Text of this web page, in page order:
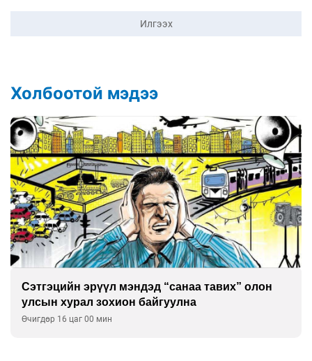
Илгээх
Холбоотой мэдээ
Сэтгэцийн эрүүл мэндэд “санаа тавих” олон
улсын хурал зохион байгуулна
Өчигдөр 16 цаг 00 мин